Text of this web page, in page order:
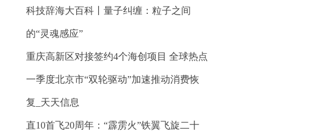
科技辞海大百科丨量子纠缠：粒子之间
的“灵魂感应”
重庆高新区对接签约4个海创项目 全球热点
一季度北京市“双轮驱动”加速推动消费恢
复_天天信息
直10首飞20周年：“霹雳火”铁翼飞旋二十